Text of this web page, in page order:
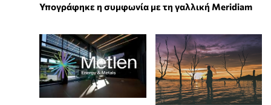
Υπογράφηκε η συμφωνία με τη γαλλική Meridiam